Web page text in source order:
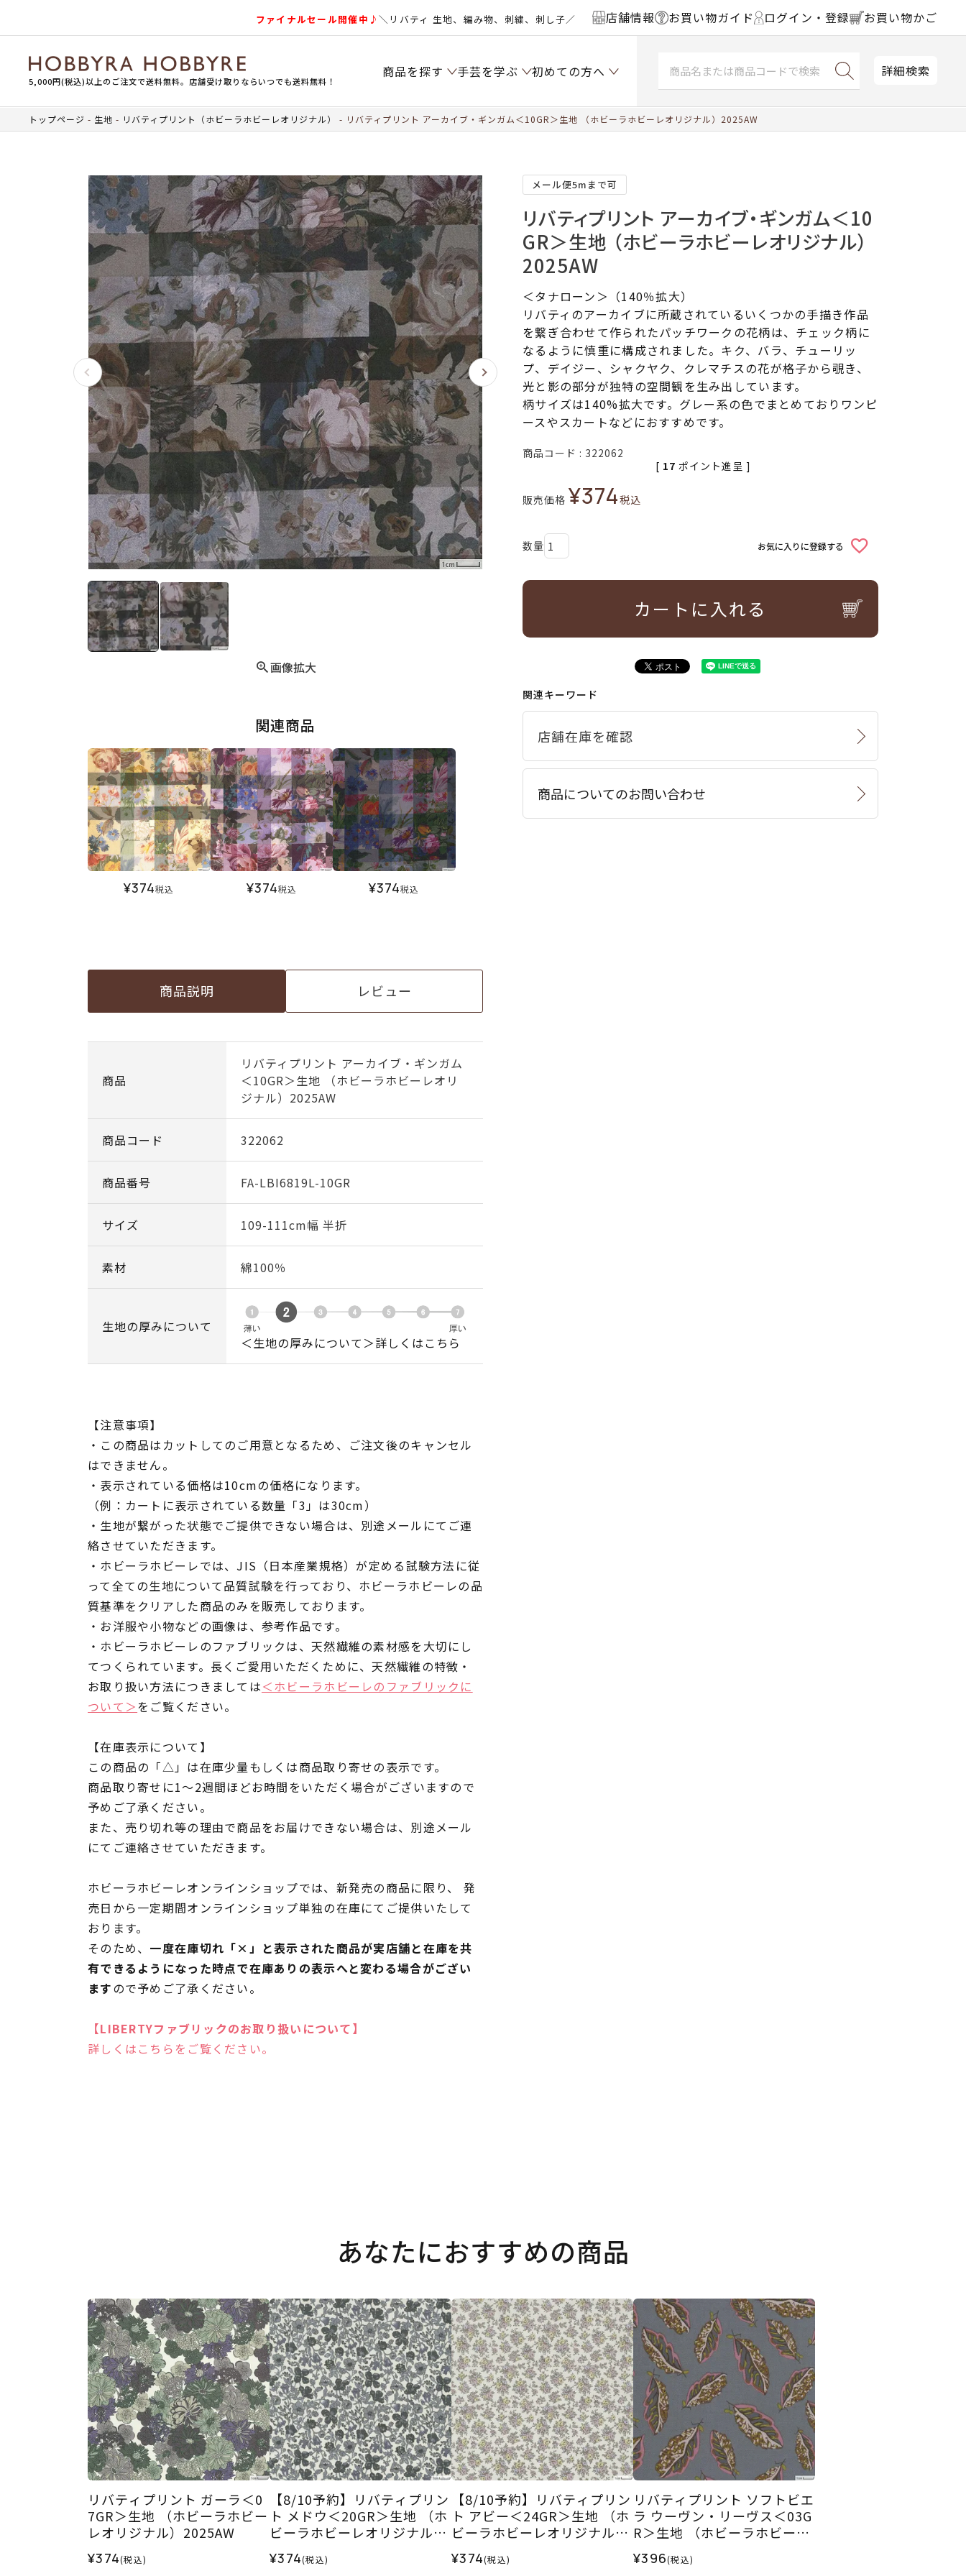
ファイナルセール開催中♪＼リバティ 生地、編み物、刺繍、刺し子／ 店舗情報 お買い物ガイド ログイン・登録 お買い物かご
5,000円(税込)以上のご注文で送料無料。店舗受け取りならいつでも送料無料！
商品を探す 手芸を学ぶ 初めての方へ 詳細検索
トップページ 生地 リバティプリント（ホビーラホビーレオリジナル） リバティプリント アーカイブ・ギンガム＜10GR＞生地 （ホビーラホビーレオリジナル）2025AW
画像拡大
関連商品
¥374税込 ¥374税込 ¥374税込
商品説明 レビュー
商品
リバティプリント アーカイブ・ギンガム
＜10GR＞生地 （ホビーラホビーレオリ
ジナル）2025AW
商品コード 322062
商品番号 FA-LBI6819L-10GR
サイズ 109-111cm幅 半折
素材 綿100％
生地の厚みについて
＜生地の厚みについて＞詳しくはこちら
【注意事項】
・この商品はカットしてのご用意となるため、ご注文後のキャンセル
はできません。
・表示されている価格は10cmの価格になります。
（例：カートに表示されている数量「3」は30cm）
・生地が繋がった状態でご提供できない場合は、別途メールにてご連
絡させていただきます。
・ホビーラホビーレでは、JIS（日本産業規格）が定める試験方法に従
って全ての生地について品質試験を行っており、ホビーラホビーレの品
質基準をクリアした商品のみを販売しております。
・お洋服や小物などの画像は、参考作品です。
・ホビーラホビーレのファブリックは、天然繊維の素材感を大切にし
てつくられています。長くご愛用いただくために、天然繊維の特徴・
お取り扱い方法につきましては＜ホビーラホビーレのファブリックに
ついて＞をご覧ください。
【在庫表示について】
この商品の「△」は在庫少量もしくは商品取り寄せの表示です。
商品取り寄せに1～2週間ほどお時間をいただく場合がございますので
予めご了承ください。
また、売り切れ等の理由で商品をお届けできない場合は、別途メール
にてご連絡させていただきます。
ホビーラホビーレオンラインショップでは、新発売の商品に限り、 発
売日から一定期間オンラインショップ単独の在庫にてご提供いたして
おります。
そのため、 一度在庫切れ「×」と表示された商品が実店舗と在庫を共
有できるようになった時点で在庫ありの表示へと変わる場合がござい
ますので予めご了承ください。
【LIBERTYファブリックのお取り扱いについて】
詳しくはこちらをご覧ください。
メール便5mまで可
リバティプリント アーカイブ・ギンガム＜10
GR＞生地 （ホビーラホビーレオリジナル）
2025AW
＜タナローン＞（140％拡大）
リバティのアーカイブに所蔵されているいくつかの手描き作品
を繋ぎ合わせて作られたパッチワークの花柄は、チェック柄に
なるように慎重に構成されました。キク、バラ、チューリッ
プ、デイジー、シャクヤク、クレマチスの花が格子から覗き、
光と影の部分が独特の空間観を生み出しています。
柄サイズは140%拡大です。グレー系の色でまとめておりワンピ
ースやスカートなどにおすすめです。
商品コード 322062
販売価格 ¥374税込
[ 17 ポイント進呈 ]
お気に入りに登録する
カートに入れる
関連キーワード
商品についてのお問い合わせ
あなたにおすすめの商品
リバティプリント ガーラ＜0
7GR＞生地 （ホビーラホビー
レオリジナル）2025AW
¥374(税込)
【8/10予約】リバティプリン
ト メドウ＜20GR＞生地 （ホ
ビーラホビーレオリジナル）
¥374(税込)
【8/10予約】リバティプリン
ト アビー＜24GR＞生地 （ホ
ビーラホビーレオリジナル）
¥374(税込)
リバティプリント ソフトビエ
ラ ウーヴン・リーヴス＜03G
R＞生地 （ホビーラホビーレ
¥396(税込)